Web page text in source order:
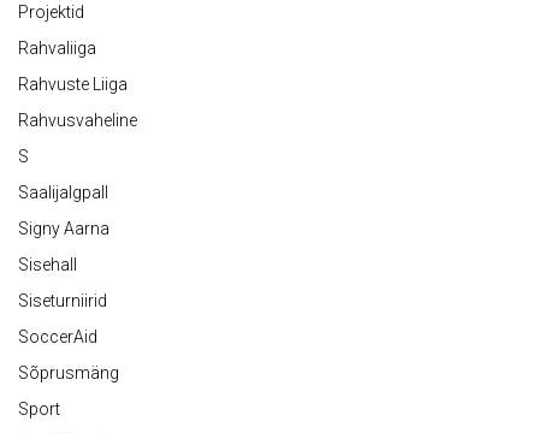
Projektid
Rahvaliiga
Rahvuste Liiga
Rahvusvaheline
S
Saalijalgpall
Signy Aarna
Sisehall
Siseturniirid
SoccerAid
Sõprusmäng
Sport